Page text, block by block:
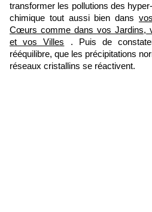
transformer les pollutions des
chimique tout aussi bien dans
Cœurs comme dans vos Jardins,
et vos Villes . Puis de
rééquilibre, que les précipitations
réseaux cristallins se réactivent.